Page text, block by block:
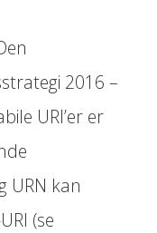
2016 –
URI’er er
URN kan
(se